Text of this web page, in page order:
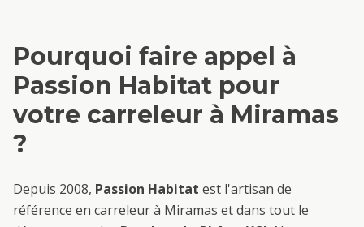
Pourquoi faire appel à
Passion Habitat pour
votre carreleur à Miramas
?
Depuis 2008, Passion Habitat est l'artisan de
référence en carreleurà Miramas et dans tout le